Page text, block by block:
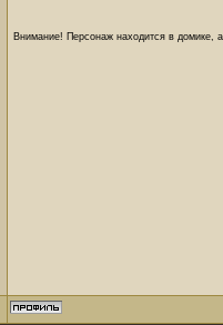
Внимание! Персонаж находится в домике,